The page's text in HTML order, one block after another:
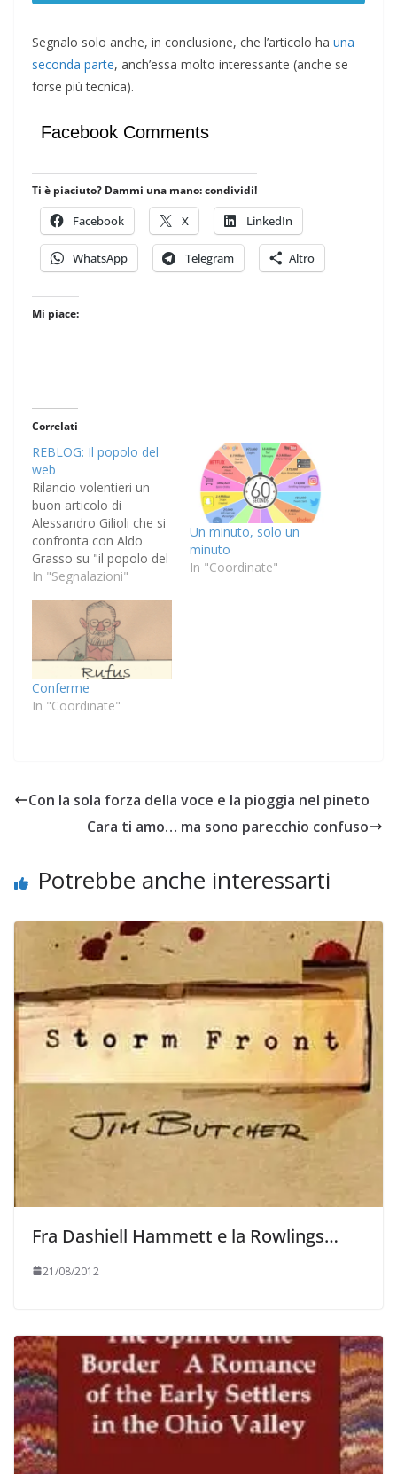
Segnalo solo anche, in conclusione, che l’articolo ha una
seconda parte, anch’essa molto interessante (anche se
forse più tecnica).
Facebook Comments
Ti è piaciuto? Dammi una mano: condividi!
Facebook X LinkedIn
WhatsApp Telegram Altro
Mi piace:
Correlati
REBLOG: Il popolo del
web
Rilancio volentieri un
buon articolo di
Alessandro Gilioli che si
confronta con Aldo
Grasso su "il popolo del
web" e le critiche che si
L'articolo si avvicina a
dimensioni definitive: nel
senso che consiglio di
conservarlo e ritirarlo
fuori la prossima volta
che qualcuno, irritato
In "Segnalazioni"
Un minuto, solo un
minuto
In "Coordinate"
Conferme
In "Coordinate"
Con la sola forza della voce e la pioggia nel pineto
Cara ti amo… ma sono parecchio confuso
Potrebbe anche interessarti
Fra Dashiell Hammett e la Rowlings…
21/08/2012